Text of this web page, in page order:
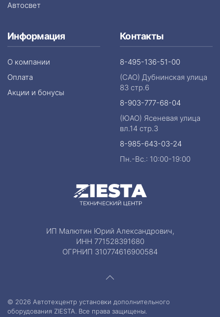
Автосвет
Информация
О компании
Оплата
Акции и бонусы
Контакты
8-495-136-51-00
(САО) Дубнинская улица
83 стр.6
8-903-777-68-04
(ЮАО) Ясеневая улица
вл.14 стр.3
8-985-643-03-24
Пн.-Вс.: 10:00-19:00
ИП Малютин Юрий Александрович,
ИНН 771528391680
ОГРНИП 310774616900584
© 2026 Автотехцентр установки дополнительного
оборудования ZIESTA. Все права защищены.